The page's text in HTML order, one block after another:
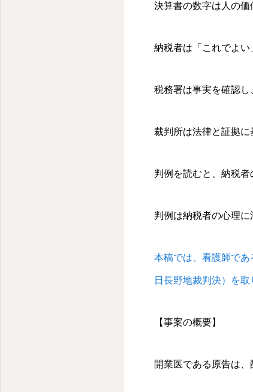
決算書の数字は人の価
納税者は「これでよ
税務署は事実を確認し
裁判所は法律と証拠に
判例を読むと、納税
判例は納税者の心理に
本稿では、看護師で
日長野地裁判決）を
【事案の概要】
開業医である原告は